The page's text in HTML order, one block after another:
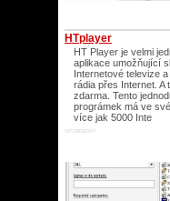
HTplayer
HT Player je velmi
aplikace umožňující
Internetové televize
rádia přes Internet. A
zdarma. Tento
prográmek má ve
více jak 5000 Inte
XP/2003/XP/